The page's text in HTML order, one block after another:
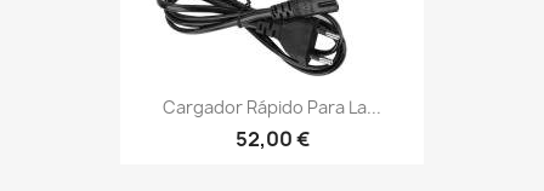
Cargador Rápido Para La...
52,00 €